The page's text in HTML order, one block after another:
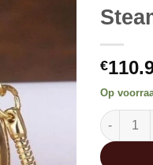
€
Op